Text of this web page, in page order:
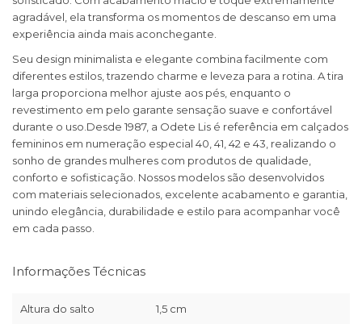
agradável, ela transforma os momentos de descanso em uma
experiência ainda mais aconchegante.
Seu design minimalista e elegante combina facilmente com
diferentes estilos, trazendo charme e leveza para a rotina. A tira
larga proporciona melhor ajuste aos pés, enquanto o
revestimento em pelo garante sensação suave e confortável
durante o uso.Desde 1987, a Odete Lis é referência em calçados
femininos em numeração especial 40, 41, 42 e 43, realizando o
sonho de grandes mulheres com produtos de qualidade,
conforto e sofisticação. Nossos modelos são desenvolvidos
com materiais selecionados, excelente acabamento e garantia,
unindo elegância, durabilidade e estilo para acompanhar você
em cada passo.
Informações Técnicas
Altura do salto 1,5 cm